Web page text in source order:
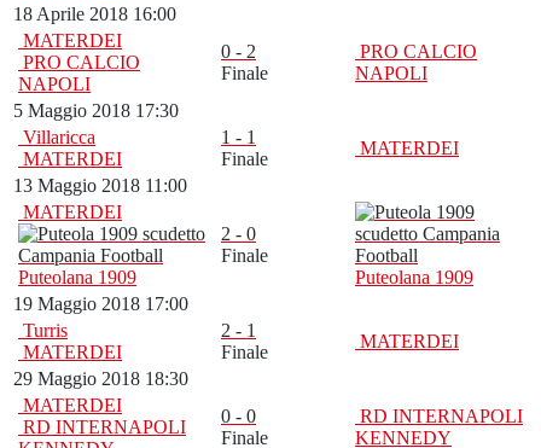
18 Aprile 2018 16:00
MATERDEI
PRO CALCIO
NAPOLI
0 - 2
Finale
PRO CALCIO
NAPOLI
5 Maggio 2018 17:30
Villaricca
MATERDEI
1 - 1
Finale
MATERDEI
13 Maggio 2018 11:00
MATERDEI
Puteolana 1909
2 - 0
Finale
Puteolana 1909
19 Maggio 2018 17:00
Turris
MATERDEI
2 - 1
Finale
MATERDEI
29 Maggio 2018 18:30
MATERDEI
RD INTERNAPOLI
0 - 0
Finale
RD INTERNAPOLI
KENNEDY